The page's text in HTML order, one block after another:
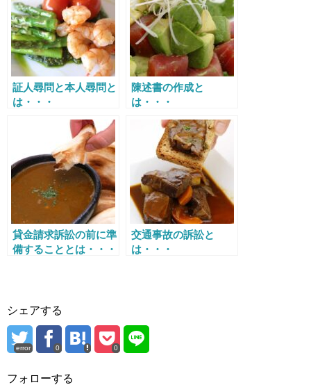
証人尋問と本人尋問と
は・・・
陳述書の作成と
は・・・
貸金請求訴訟の前に準
備することとは・・・
交通事故の訴訟と
は・・・
シェアする
error 0 0
フォローする